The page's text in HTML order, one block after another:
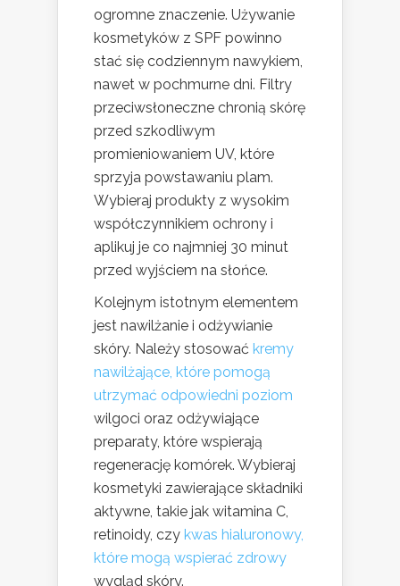
ogromne znaczenie. Używanie
kosmetyków z SPF powinno
stać się codziennym nawykiem,
nawet w pochmurne dni. Filtry
przeciwsłoneczne chronią skórę
przed szkodliwym
promieniowaniem UV, które
sprzyja powstawaniu plam.
Wybieraj produkty z wysokim
współczynnikiem ochrony i
aplikuj je co najmniej 30 minut
przed wyjściem na słońce.
Kolejnym istotnym elementem
jest nawilżanie i odżywianie
skóry. Należy stosować kremy
nawilżające, które pomogą
utrzymać odpowiedni poziom
wilgoci oraz odżywiające
preparaty, które wspierają
regenerację komórek. Wybieraj
kosmetyki zawierające składniki
aktywne, takie jak witamina C,
retinoidy, czy kwas hialuronowy,
które mogą wspierać zdrowy
wygląd skóry.